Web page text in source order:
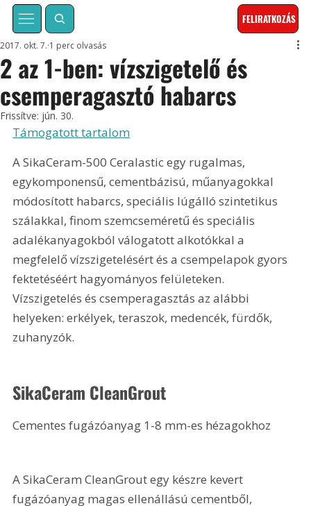
FELIRATKOZÁS
2 az 1-ben: vízszigetelő és
csemperagasztó habarcs
2017. okt. 7. 1 perc olvasás
Frissítve: jún. 30.
Támogatott tartalom
A SikaCeram-500 Ceralastic egy rugalmas,
egykomponensű, cementbázisú, műanyagokkal
módosított habarcs, speciális lúgálló szintetikus
szálakkal, finom szemcseméretű és speciális
adalékanyagokból válogatott alkotókkal a
megfelelő vízszigetelésért és a csempelapok gyors
fektetéséért hagyományos felületeken.
Vízszigetelés és csemperagasztás az alábbi
helyeken: erkélyek, teraszok, medencék, fürdők,
zuhanyzók.
SikaCeram CleanGrout
Cementes fugázóanyag 1-8 mm-es hézagokhoz
A SikaCeram CleanGrout egy készre kevert
fugázóanyag magas ellenállású cementből,